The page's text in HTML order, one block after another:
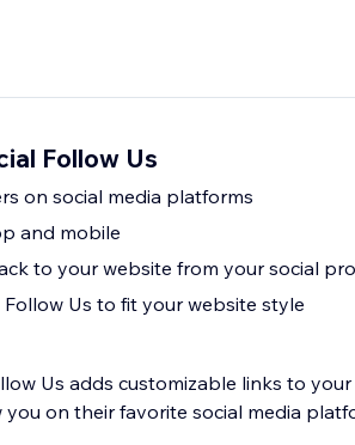
Follow Us
on social media platforms
and mobile
to your website from your social
Follow Us to fit your website style
Us adds customizable links to
on their favorite social media